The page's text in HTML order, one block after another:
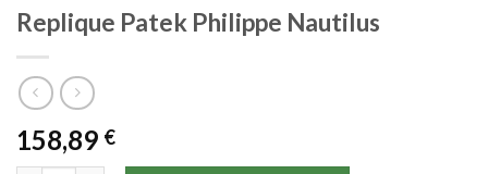
Replique Patek Philippe Nautilus
158,89 €